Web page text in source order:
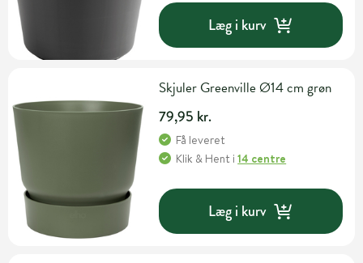
Læg i kurv
Skjuler Greenville Ø14 cm grøn
79,95 kr.
Få leveret
Klik & Hent i14 centre
Læg i kurv